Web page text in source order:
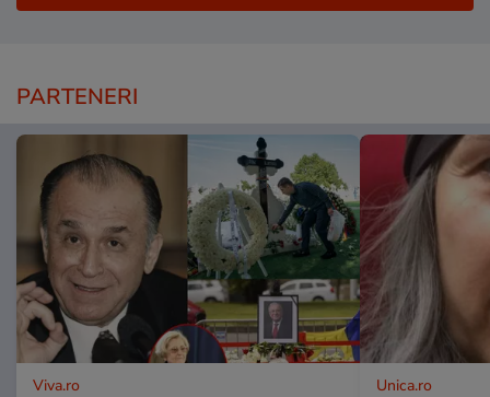
PARTENERI
Viva.ro Unica.ro